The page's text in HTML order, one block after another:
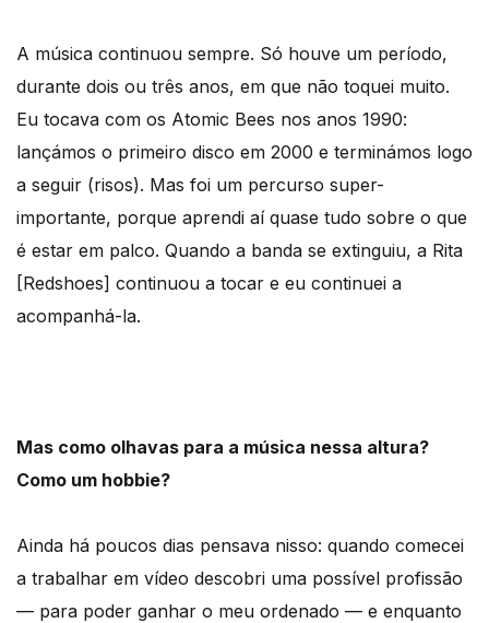
A música continuou sempre. Só houve um período,
durante dois ou três anos, em que não toquei muito.
Eu tocava com os Atomic Bees nos anos 1990:
lançámos o primeiro disco em 2000 e terminámos logo
a seguir (risos). Mas foi um percurso super-
importante, porque aprendi aí quase tudo sobre o que
é estar em palco. Quando a banda se extinguiu, a Rita
[Redshoes] continuou a tocar e eu continuei a
acompanhá-la.
Mas como olhavas para a música nessa altura?
Como um hobbie?
Ainda há poucos dias pensava nisso: quando comecei
a trabalhar em vídeo descobri uma possível profissão
— para poder ganhar o meu ordenado — e enquanto